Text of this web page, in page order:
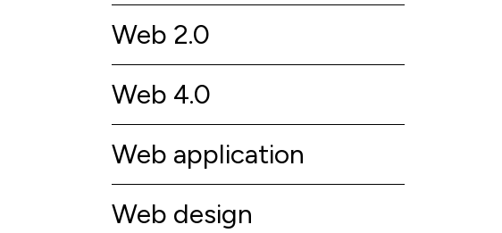
Web 2.0
Web 4.0
Web application
Web design